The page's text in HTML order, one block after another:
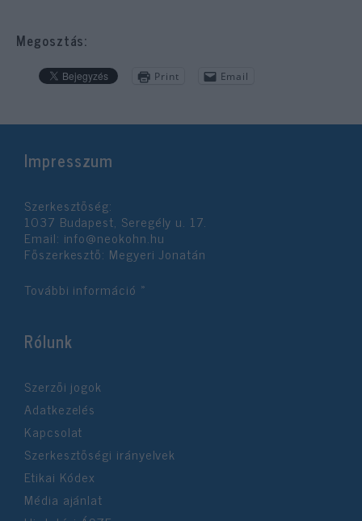
Megosztás:
Print Email
Impresszum
Szerkesztőség:
1037 Budapest, Seregély u. 17.
Email: info@neokohn.hu
Főszerkesztő: Megyeri Jonatán
További információ »
Rólunk
Szerzői jogok
Adatkezelés
Kapcsolat
Szerkesztőségi irányelvek
Etikai Kódex
Média ajánlat